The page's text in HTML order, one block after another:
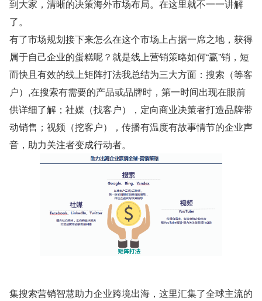
到大家，清晰的决策海外市场布局。在这里就不一一讲解
了。
有了市场规划接下来怎么在这个市场上占据一席之地，获得
属于自己企业的蛋糕呢？就是线上营销策略如何“赢”销，短
而快且有效的线上矩阵打法我总结为三大方面：搜索（等客
户）,在搜索有需要的产品或品牌时，第一时间出现在眼前
供详细了解；社媒（找客户），定向商业决策者打造品牌带
动销售；视频（挖客户），传播有温度有故事情节的企业声
音，助力关注者变成行动者。
集搜索营销智慧助力企业跨境出海，这里汇集了全球主流的